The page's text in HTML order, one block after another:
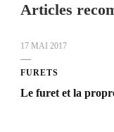
Articles
17 MAI 2017
FURETS
Le furet et la